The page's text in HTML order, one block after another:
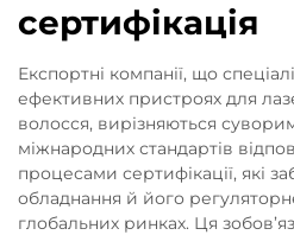
сертифікація
Експортні компанії, що
ефективних пристроях для
волосся, вирізняються
міжнародних стандартів
процесами сертифікації, які
обладнання й його
глобальних ринках. Ця